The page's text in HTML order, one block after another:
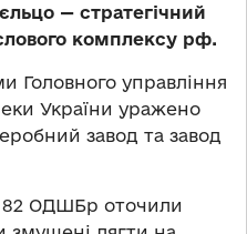
— стратегічний
комплексу рф.
Головного управління
України уражено
завод та завод
ОДШБр оточили